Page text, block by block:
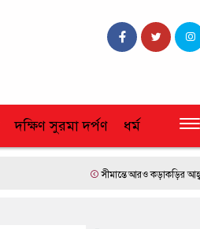
দক্ষিণ সুরমা দর্পণ ধর্ম
সীমান্তে আরও কড়াকড়ির আহ্বান ইইউ’র